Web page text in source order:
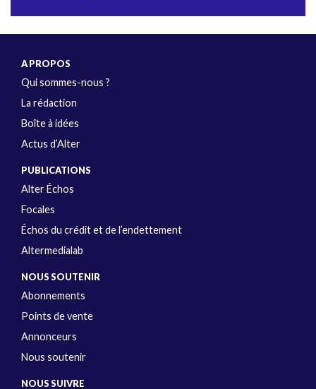
A PROPOS
Qui sommes-nous ?
La rédaction
Boîte à idées
Actus d’Alter
PUBLICATIONS
Alter Échos
Focales
Échos du crédit et de l’endettement
Altermedialab
NOUS SOUTENIR
Abonnements
Points de vente
Annonceurs
Nous soutenir
NOUS SUIVRE